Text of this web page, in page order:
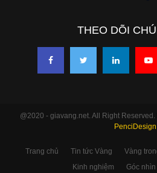
THEO DÕI
@2020 - giavang.net. All Right
PenciDesign
Trang chủ Tin tức Vàng Vàng
Kinh nghiệm
Góc